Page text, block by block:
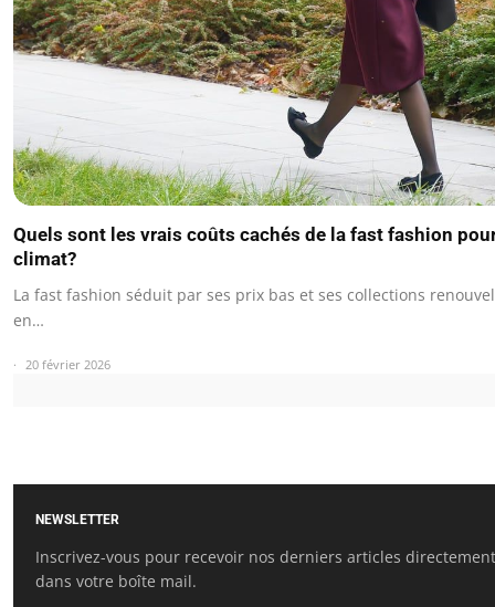
Quels sont les vrais coûts cachés de la fast fashion
climat?
La fast fashion séduit par ses prix bas et ses collections
en…
20 février 2026
NEWSLETTER
Inscrivez-vous pour recevoir nos derniers articles directement
dans votre boîte mail.